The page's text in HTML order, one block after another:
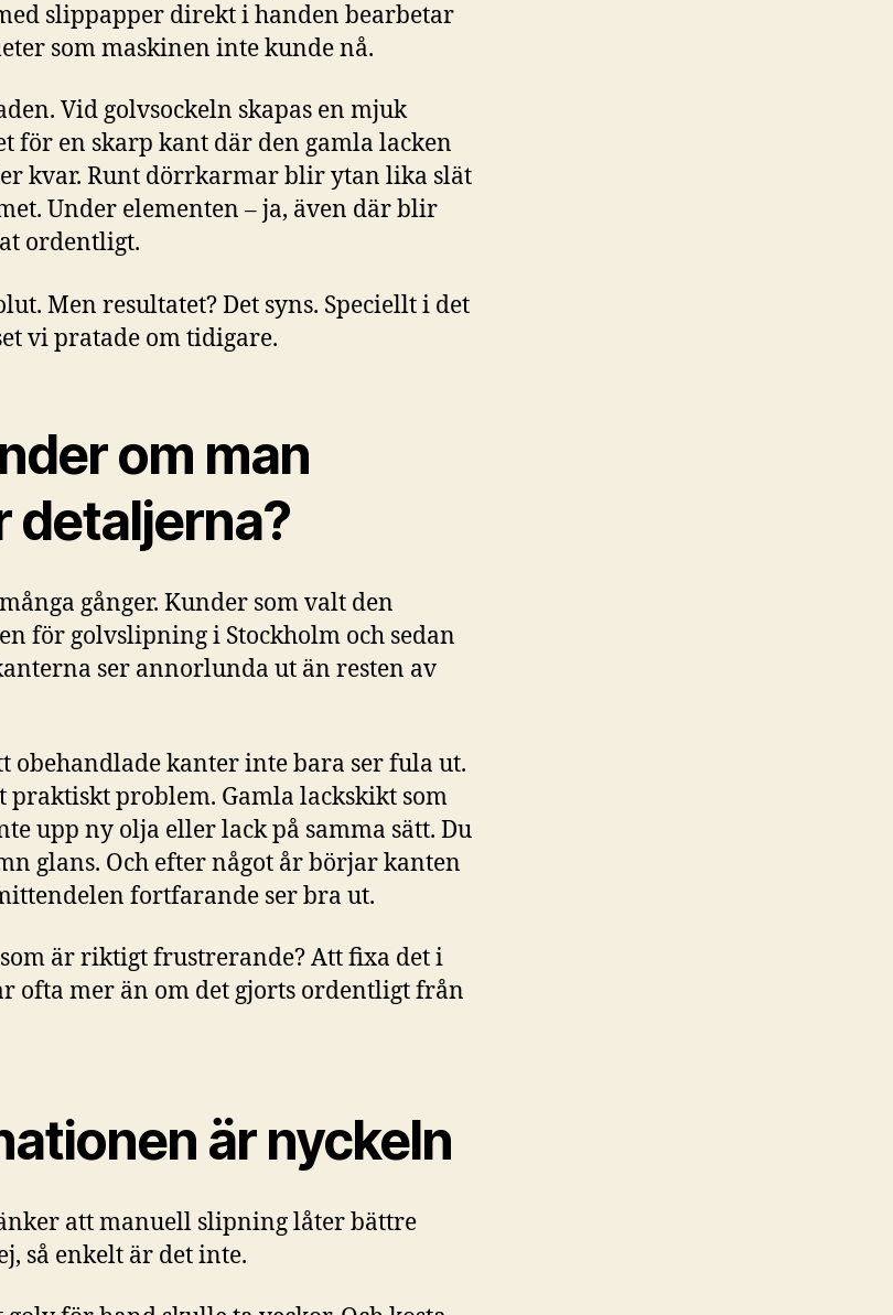
slippapper direkt i handen bearbetar
som maskinen inte kunde nå.
Vid golvsockeln skapas en mjuk
för en skarp kant där den gamla lacken
kvar. Runt dörrkarmar blir ytan lika slät
Under elementen – ja, även där blir
ordentligt.
Men resultatet? Det syns. Speciellt i det
vi pratade om tidigare.
om man
detaljerna?
gånger. Kunder som valt den
för golvslipning i Stockholm och sedan
ser annorlunda ut än resten av
obehandlade kanter inte bara ser fula ut.
praktiskt problem. Gamla lackskikt som
upp ny olja eller lack på samma sätt. Du
glans. Och efter något år börjar kanten
fortfarande ser bra ut.
är riktigt frustrerande? Att fixa det i
ofta mer än om det gjorts ordentligt från
är nyckeln
att manuell slipning låter bättre
så enkelt är det inte.